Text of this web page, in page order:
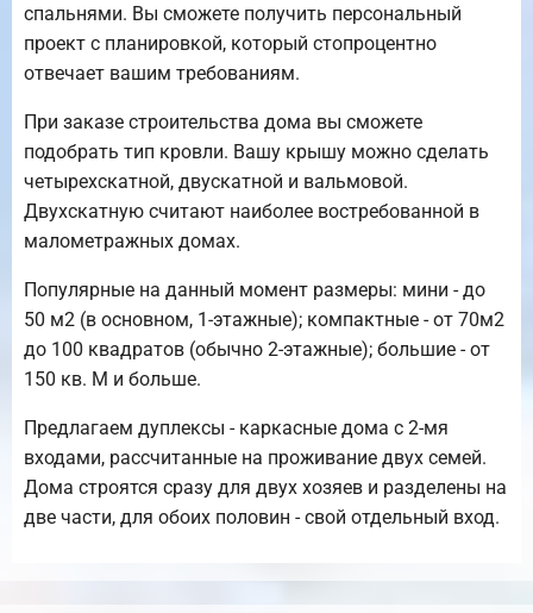
спальнями. Вы сможете получить персональный
проект с планировкой, который стопроцентно
отвечает вашим требованиям.
При заказе строительства дома вы сможете
подобрать тип кровли. Вашу крышу можно сделать
четырехскатной, двускатной и вальмовой.
Двухскатную считают наиболее востребованной в
малометражных домах.
Популярные на данный момент размеры: мини - до
50 м2 (в основном, 1-этажные); компактные - от 70м2
до 100 квадратов (обычно 2-этажные); большие - от
150 кв. М и больше.
Предлагаем дуплексы - каркасные дома с 2-мя
входами, рассчитанные на проживание двух семей.
Дома строятся сразу для двух хозяев и разделены на
две части, для обоих половин - свой отдельный вход.